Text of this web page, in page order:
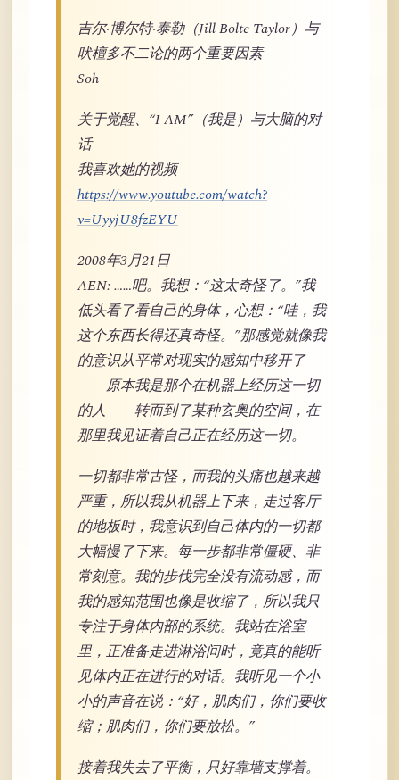
吉尔·博尔特·泰勒（Jill Bolte Taylor）与
吠檀多不二论的两个重要因素
Soh
关于觉醒、“I AM”（我是）与大脑的对
话
我喜欢她的视频
https://www.youtube.com/watch?
v=UyyjU8fzEYU
2008年3月21日
AEN: ……吧。我想：“这太奇怪了。”我
低头看了看自己的身体，心想：“哇，我
这个东西长得还真奇怪。”那感觉就像我
的意识从平常对现实的感知中移开了
——原本我是那个在机器上经历这一切
的人——转而到了某种玄奥的空间，在
那里我见证着自己正在经历这一切。
一切都非常古怪，而我的头痛也越来越
严重，所以我从机器上下来，走过客厅
的地板时，我意识到自己体内的一切都
大幅慢了下来。每一步都非常僵硬、非
常刻意。我的步伐完全没有流动感，而
我的感知范围也像是收缩了，所以我只
专注于身体内部的系统。我站在浴室
里，正准备走进淋浴间时，竟真的能听
见体内正在进行的对话。我听见一个小
小的声音在说：“好，肌肉们，你们要收
缩；肌肉们，你们要放松。”
接着我失去了平衡，只好靠墙支撑着。